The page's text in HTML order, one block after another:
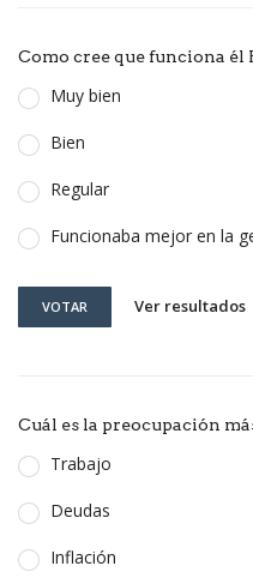
Como cree que funciona
Muy bien
Bien
Regular
Funcionaba mejor en la
VOTAR Ver resultados
Cuál es la preocupación
Trabajo
Deudas
Inflación